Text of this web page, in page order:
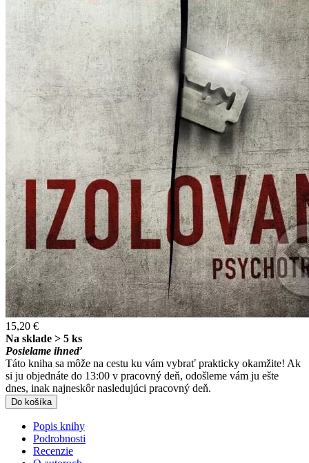
15,20 €
Na sklade > 5 ks
Posielame ihneď
Táto kniha sa môže na cestu ku vám vybrať prakticky okamžite! Ak
si ju objednáte do 13:00 v pracovný deň, odošleme vám ju ešte
dnes, inak najneskôr nasledujúci pracovný deň.
Do košíka
Popis knihy
Podrobnosti
Recenzie